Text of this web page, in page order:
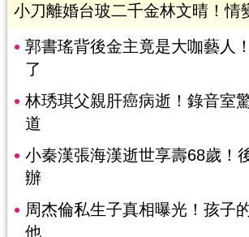
小刀離婚台玻二千金林文晴！情
郭書瑤背後金主竟是大咖藝人
了
林琇琪父親肝癌病逝！錄音室
道
小秦漢張海漢逝世享壽68歲！
辦
周杰倫私生子真相曝光！孩子
他